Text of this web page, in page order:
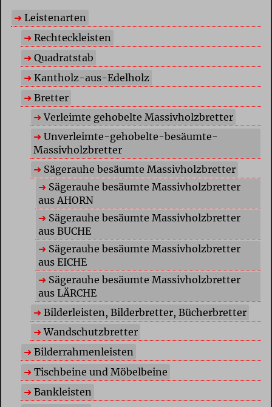
Leistenarten
Rechteckleisten
Quadratstab
Kantholz-aus-Edelholz
Bretter
Verleimte gehobelte Massivholzbretter
Unverleimte-gehobelte-besäumte-
Massivholzbretter
Sägerauhe besäumte Massivholzbretter
Sägerauhe besäumte Massivholzbretter
aus AHORN
Sägerauhe besäumte Massivholzbretter
aus BUCHE
Sägerauhe besäumte Massivholzbretter
aus EICHE
Sägerauhe besäumte Massivholzbretter
aus LÄRCHE
Bilderleisten, Bilderbretter, Bücherbretter
Wandschutzbretter
Bilderrahmenleisten
Tischbeine und Möbelbeine
Bankleisten